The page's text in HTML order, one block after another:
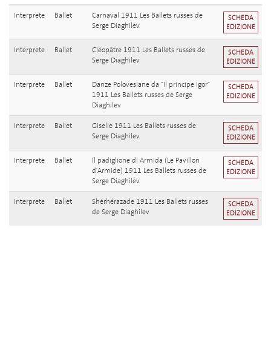
Interprete Ballet
Carnaval 1911 Les Ballets russes de
Serge Diaghilev
SCHEDA
EDIZIONE
Interprete Ballet
Cléopâtre 1911 Les Ballets russes de
Serge Diaghilev
SCHEDA
EDIZIONE
Interprete Ballet
Danze Polovesiane da "Il principe Igor"
1911 Les Ballets russes de Serge
Diaghilev
SCHEDA
EDIZIONE
Interprete Ballet
Giselle 1911 Les Ballets russes de
Serge Diaghilev
SCHEDA
EDIZIONE
Interprete Ballet
Il padiglione di Armida (Le Pavillon
d'Armide) 1911 Les Ballets russes de
Serge Diaghilev
SCHEDA
EDIZIONE
Interprete Ballet
Shérhérazade 1911 Les Ballets russes
de Serge Diaghilev
SCHEDA
EDIZIONE